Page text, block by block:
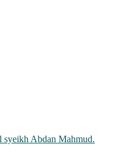
syeikh Abdan Mahmud.